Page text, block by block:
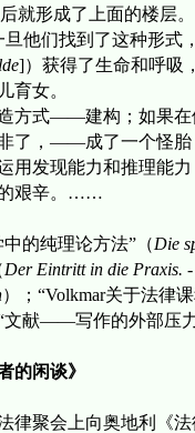
就形成了上面的楼层
旦他们找到了这种形式
]）获得了生命和呼吸
育女。
方式——建构；如果
了，——成了一个怪胎
用发现能力和推理能
艰辛。 ……
中的纯理论方法”（Die
Der Eintritt in die Praxis. -
）； “Volkmar关于法律
文献——写作的外部压
的闲谈》
律聚会上向奥地利《